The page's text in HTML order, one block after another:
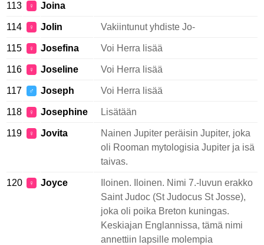
113 ♀ Joina
114 ♀ Jolin Vakiintunut yhdiste Jo-
115 ♀ Josefina Voi Herra lisää
116 ♀ Joseline Voi Herra lisää
117 ♂ Joseph Voi Herra lisää
118 ♀ Josephine Lisätään
119 ♀ Jovita
Nainen Jupiter peräisin Jupiter, joka
oli Rooman mytologisia Jupiter ja isä
taivas.
120 ♀ Joyce
Iloinen. Iloinen. Nimi 7.-luvun erakko
Saint Judoc (St Judocus St Josse),
joka oli poika Breton kuningas.
Keskiajan Englannissa, tämä nimi
annettiin lapsille molempia